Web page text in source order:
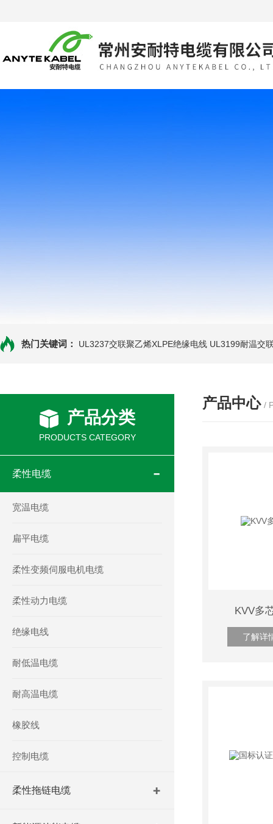
热门关键词： UL3237交联聚乙烯XLPE绝缘电线 UL3199耐温交
产品分类
PRODUCTS CATEGORY
柔性电缆
宽温电缆
扁平电缆
柔性变频伺服电机电缆
柔性动力电缆
绝缘电线
耐低温电缆
耐高温电缆
橡胶线
控制电缆
柔性拖链电缆
产品中心 /
KVV多
了解详